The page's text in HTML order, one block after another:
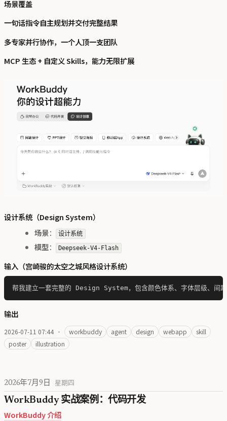
场景覆盖
一句话指令自主规划并交付完整结果
多专家并行协作，一个人顶一支团队
MCP 生态 + 自定义 Skills，能力无限扩展
设计系统（Design System）
场景： 设计系统
模型： Deepseek-V4-Flash
输入（宫崎骏的太空之城风格设计系统）
输出
2026-07-11 07:44 · workbuddy agent design webapp
skill
poster
illustration
2026年7月9日 星期四
WorkBuddy 实战案例：代码开发
WorkBuddy 介绍